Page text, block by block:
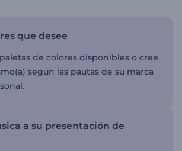
que desee
de colores disponibles o cree
según las pautas de su marca
a su presentación de